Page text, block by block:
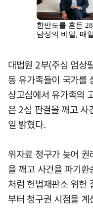
대법원 2부(주심 엄상
동 유가족들이 국가를
상고심에서 유가족의
은 2심 판결을 깨고 사
일 밝혔다.
위자료 청구가 늦어
을 깨고 사건을 파기
처럼 헌법재판소 위
부터 청구권 시점을